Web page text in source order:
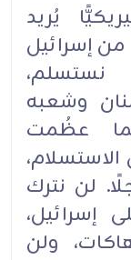
يُريد
من إسرائيل
وشعبه
عظُمت
لن نترك
إسرائيل،
ولن